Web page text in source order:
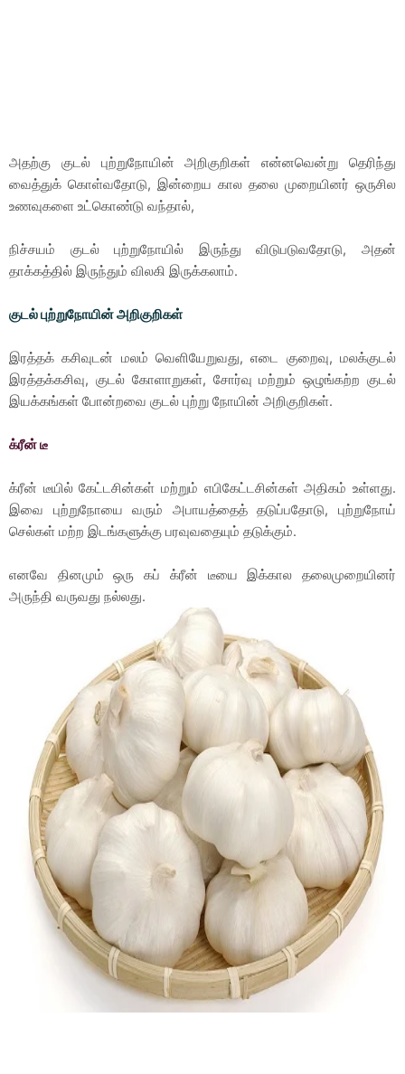
அதற்கு குடல் புற்றுநோயின் அறிகுறிகள் என்னவென்று தெரிந்து
வைத்துக் கொள்வதோடு, இன்றைய கால தலை முறையினர் ஒருசில
உணவுகளை உட்கொண்டு வந்தால்,
நிச்சயம் குடல் புற்றுநோயில் இருந்து விடுபடுவதோடு, அதன்
தாக்கத்தில் இருந்தும் விலகி இருக்கலாம்.
குடல் புற்றுநோயின் அறிகுறிகள்
இரத்தக் கசிவுடன் மலம் வெளியேறுவது, எடை குறைவு, மலக்குடல்
இரத்தக்கசிவு, குடல் கோளாறுகள், சோர்வு மற்றும் ஒழுங்கற்ற குடல்
இயக்கங்கள் போன்றவை குடல் புற்று நோயின் அறிகுறிகள்.
க்ரீன் டீ
க்ரீன் டீயில் கேட்டசின்கள் மற்றும் எபிகேட்டசின்கள் அதிகம் உள்ளது.
இவை புற்றுநோயை வரும் அபாயத்தைத் தடுப்பதோடு, புற்றுநோய்
செல்கள் மற்ற இடங்களுக்கு பரவுவதையும் தடுக்கும்.
எனவே தினமும் ஒரு கப் க்ரீன் டீயை இக்கால தலைமுறையினர்
அருந்தி வருவது நல்லது.